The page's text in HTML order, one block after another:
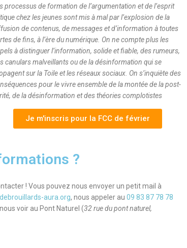
processus de formation de l’argumentation et de l’esprit
chez les jeunes sont mis à mal par l’explosion de la
de contenus, de messages et d’information à toutes
de fins, à l’ère du numérique. On ne compte plus les
à distinguer l’information, solide et fiable, des rumeurs,
canulars malveillants ou de la désinformation qui se
sur la Toile et les réseaux sociaux. On s’inquiète des
pour le vivre ensemble de la montée de la post-
de la désinformation et des théories complotistes
Je m'inscris pour la FCC de février
?
! Vous pouvez nous envoyer un petit mail à
aura.org, nous appeler au09 83 87 78 78
voir au Pont Naturel (32 rue du pont naturel,